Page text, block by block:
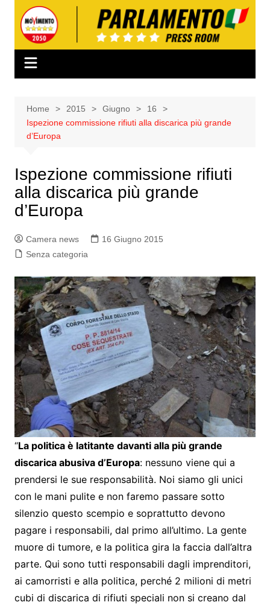
contenuto
Home 2015 Giugno
16
Ispezione commissione rifiuti alla discarica più grande
d’Europa
Ispezione commissione rifiuti
alla discarica più grande
d’Europa
Camera news
16 Giugno 2015
Senza categoria
“La politica è latitante davanti alla più grande
discarica abusiva d’Europa: nessuno viene qui a
prendersi le sue responsabilità. Noi siamo gli unici
con le mani pulite e non faremo passare sotto
silenzio questo scempio e soprattutto devono
pagare i responsabili, dal primo all’ultimo. La gente
muore di tumore, e la politica gira la faccia dall’altra
parte. Qui sono tutti responsabili dagli imprenditori,
ai camorristi e alla politica, perché 2 milioni di metri
cubi di discarica di rifiuti speciali non si creano dal